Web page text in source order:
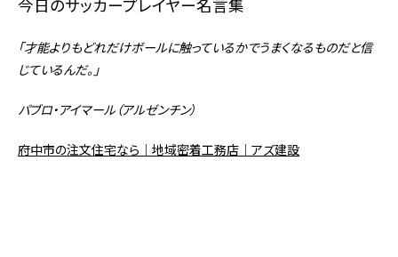
今日のサッカープレイヤー名言集
「才能よりもどれだけボールに触っているかでうまくなるものだと信
じているんだ。」
パブロ・アイマール（アルゼンチン）
府中市の注文住宅なら｜地域密着工務店｜アズ建設